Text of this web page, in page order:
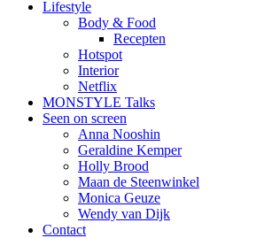
Lifestyle
Body & Food
Recepten
Hotspot
Interior
Netflix
MONSTYLE Talks
Seen on screen
Anna Nooshin
Geraldine Kemper
Holly Brood
Maan de Steenwinkel
Monica Geuze
Wendy van Dijk
Contact